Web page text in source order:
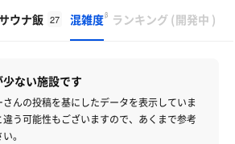
ウナ飯 27 混雑度β ランキング (開発中 )
ない施設です
んの投稿を基にしたデータを表示していま
う可能性もございますので、あくまで参考
。